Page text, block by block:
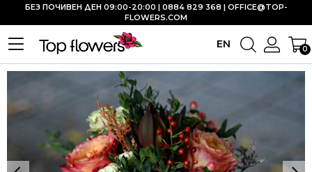
EN 0
БЕЗ ПОЧИВЕН ДЕН 09:00-20:00 | 0884 829 368 | OFFICE@TOP-
FLOWERS.COM